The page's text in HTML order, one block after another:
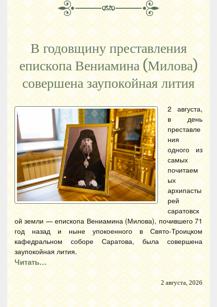
В годовщину преставления
епископа Вениамина (Милова)
совершена заупокойная лития
2 августа,
в день
преставле
ния
одного из
самых
почитаем
ых
архипасты
рей
саратовск
ой земли — епископа Вениамина (Милова), почившего 71
год назад и ныне упокоенного в Свято-Троицком
кафедральном соборе Саратова, была совершена
заупокойная лития.
Читать…
2 августа, 2026